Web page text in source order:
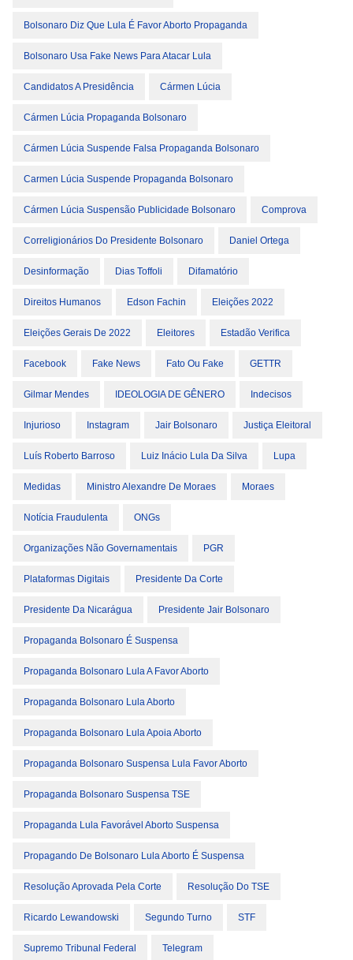
Bolsonaro Diz Que Lula É Favor Aborto Propaganda
Bolsonaro Usa Fake News Para Atacar Lula
Candidatos A Presidência Cármen Lúcia
Cármen Lúcia Propaganda Bolsonaro
Cármen Lúcia Suspende Falsa Propaganda Bolsonaro
Carmen Lúcia Suspende Propaganda Bolsonaro
Cármen Lúcia Suspensão Publicidade Bolsonaro Comprova
Correligionários Do Presidente Bolsonaro Daniel Ortega
Desinformação Dias Toffoli Difamatório
Direitos Humanos Edson Fachin Eleições 2022
Eleições Gerais De 2022 Eleitores Estadão Verifica
Facebook Fake News Fato Ou Fake GETTR
Gilmar Mendes IDEOLOGIA DE GÊNERO Indecisos
Injurioso Instagram Jair Bolsonaro Justiça Eleitoral
Luís Roberto Barroso Luiz Inácio Lula Da Silva Lupa
Medidas Ministro Alexandre De Moraes Moraes
Notícia Fraudulenta ONGs
Organizações Não Governamentais PGR
Plataformas Digitais Presidente Da Corte
Presidente Da Nicarágua Presidente Jair Bolsonaro
Propaganda Bolsonaro É Suspensa
Propaganda Bolsonaro Lula A Favor Aborto
Propaganda Bolsonaro Lula Aborto
Propaganda Bolsonaro Lula Apoia Aborto
Propaganda Bolsonaro Suspensa Lula Favor Aborto
Propaganda Bolsonaro Suspensa TSE
Propaganda Lula Favorável Aborto Suspensa
Propagando De Bolsonaro Lula Aborto É Suspensa
Resolução Aprovada Pela Corte Resolução Do TSE
Ricardo Lewandowski Segundo Turno STF
Supremo Tribunal Federal Telegram